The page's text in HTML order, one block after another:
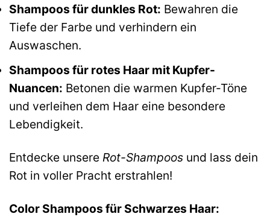
Shampoos für dunkles Rot: Bewahren die
Tiefe der Farbe und verhindern ein
Auswaschen.
Shampoos für rotes Haar mit Kupfer-
Nuancen: Betonen die warmen Kupfer-Töne
und verleihen dem Haar eine besondere
Lebendigkeit.
Entdecke unsere Rot-Shampoos und lass dein
Rot in voller Pracht erstrahlen!
Color Shampoos für Schwarzes Haar: